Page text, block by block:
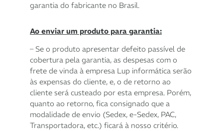
garantia do fabricante no Brasil.
Ao enviar um produto para garantia:
– Se o produto apresentar defeito passível de
cobertura pela garantia, as despesas com o
frete de vinda à empresa Lup informática serão
às expensas do cliente, e, o de retorno ao
cliente será custeado por esta empresa. Porém,
quanto ao retorno, fica consignado que a
modalidade de envio (Sedex, e-Sedex, PAC,
Transportadora, etc.) ficará à nosso critério.